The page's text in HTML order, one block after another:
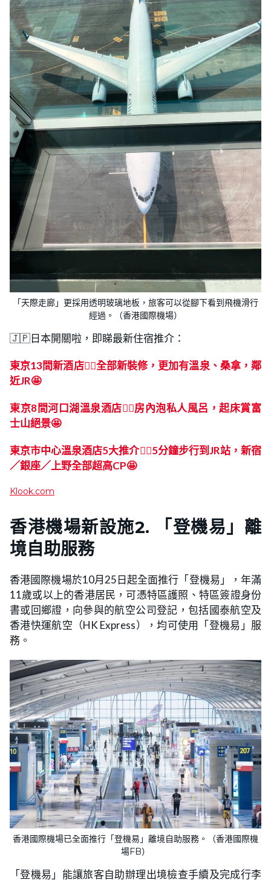
「天際走廊」更採用透明玻璃地板，旅客可以從腳下看到飛機滑行
經過。（​​香港國際機場）
🇯🇵日本開關啦，即睇最新住宿推介：
東京13間新酒店👍🏻全部新裝修，更加有溫泉、桑拿，鄰
近JR🤩
東京8間河口湖溫泉酒店👍🏻房內泡私人風呂，起床賞富
士山絕景🤩
東京市中心溫泉酒店5大推介👍🏻5分鐘步行到JR站，新宿
／銀座／上野全部超高CP🤩
Klook.com
香港機場新設施2. 「登機易」離
境自助服務
​​香港國際機場於10月25日起全面推行「登機易」，年滿
11歲或以上的香港居民，可憑特區護照、特區簽證身份
書或回鄉證，向參與的航空公司登記，包括國泰航空及
香港快運航空（HK Express），均可使用「登機易」服
務。
香港國際機場已全面推行「登機易」離境自助服務。（​​香港國際機
場FB）
「登機易」能讓旅客自助辦理出境檢查手續及完成行李